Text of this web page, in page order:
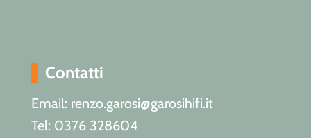
Contatti
Email: renzo.garosi@garosihifi.it
Tel: 0376 328604